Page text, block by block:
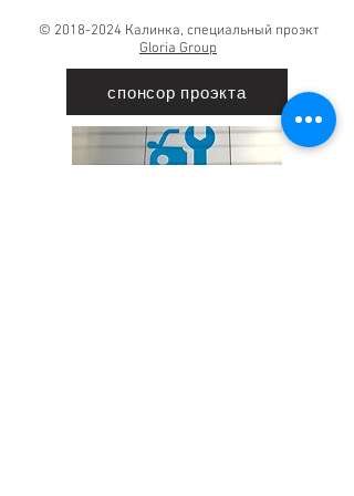
© 2018-2024 Калинка, специальный проэкт
Gloria Group
спонсор проэкта